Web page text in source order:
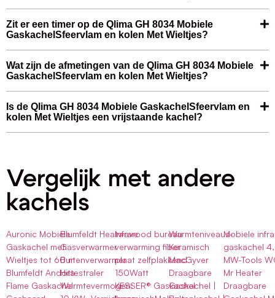
Zit er een timer op de Qlima GH 8034 Mobiele
GaskachelSfeervlam en kolen Met Wieltjes?
Wat zijn de afmetingen van de Qlima GH 8034 Mobiele
GaskachelSfeervlam en kolen Met Wieltjes?
Is de Qlima GH 8034 Mobiele GaskachelSfeervlam en
kolen Met Wieltjes een vrijstaande kachel?
Vergelijk met andere
kachels
Auronic Mobiele
Gaskachel met
Wieltjes tot 60 m
Blumfeldt Andora
Flame Gaskachel
Blumfeldt Heatwave
Gasverwarmer
Buitenverwarmer
Hittestraler
Warmtevermogen:
Infrarood bureau
verwarming fiber
plaat zelfplakkend
150Watt
KESSER® Gaskachel
Warmteniveaus-
Keramisch
MacGyver
Draagbare
Gaskachel |
Mobiele
gaskachel
MW-Tools
Mr Heater
Draagbare